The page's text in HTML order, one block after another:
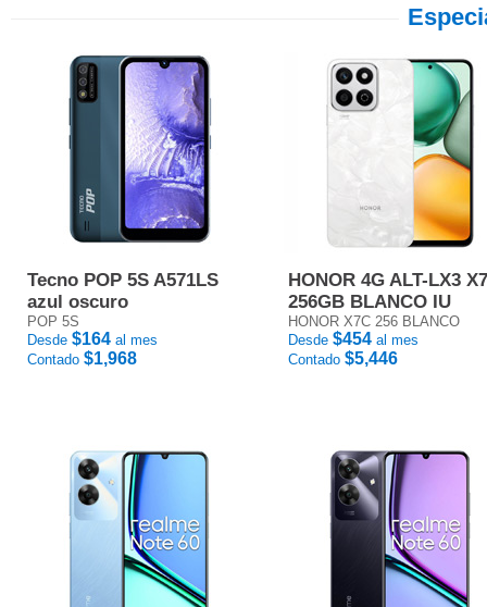
Tecno POP 5S A571LS
azul oscuro
POP 5S
Desde $164 al mes
Contado $1,968
HONOR 4G ALT-LX3
256GB BLANCO IU
HONOR X7C 256 BLANCO
Desde $454 al mes
Contado $5,446